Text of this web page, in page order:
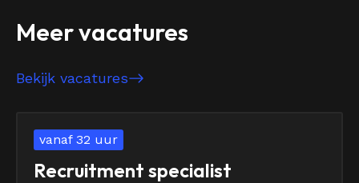
Meer vacatures
Bekijk vacatures
vanaf 32 uur
Recruitment specialist